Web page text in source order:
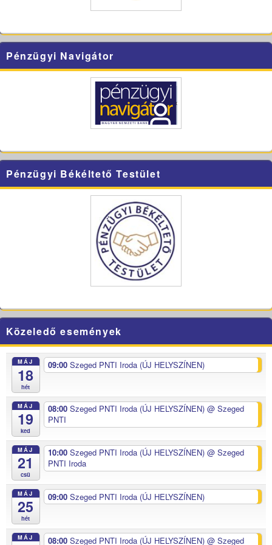
Pénzügyi Navigátor
Pénzügyi Békéltető Testület
Közeledő események
MÁJ
18
hét
09:00 Szeged PNTI Iroda (ÚJ HELYSZÍNEN)
MÁJ
19
ked
08:00 Szeged PNTI Iroda (ÚJ HELYSZÍNEN) @ Szeged
PNTI
MÁJ
21
csü
10:00 Szeged PNTI Iroda (ÚJ HELYSZÍNEN) @ Szeged
PNTI Iroda
MÁJ
25
hét
09:00 Szeged PNTI Iroda (ÚJ HELYSZÍNEN)
MÁJ 08:00 Szeged PNTI Iroda (ÚJ HELYSZÍNEN) @ Szeged